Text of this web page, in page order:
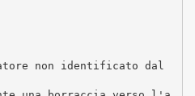
non identificato dal